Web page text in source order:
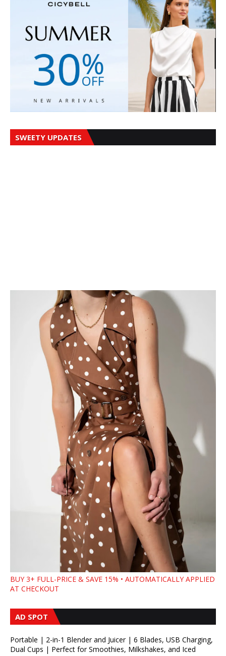
SWEETY UPDATES
BUY 3+ FULL-PRICE & SAVE 15% • AUTOMATICALLY APPLIED
AT CHECKOUT
AD SPOT
Portable | 2-in-1 Blender and Juicer | 6 Blades, USB Charging,
Dual Cups | Perfect for Smoothies, Milkshakes, and Iced